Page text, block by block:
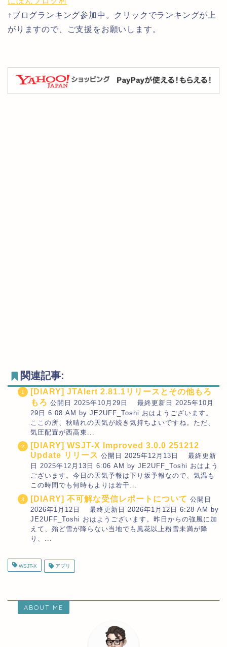
↑ブログランキング参加中。クリックでランキングが上
がりますので、ご支援をお願いします。
関連記事:
[DIARY] JTAlert 2.81.1リリースとその他もろ
もろ 公開日 2025年10月29日 最終更新日 2025年10月
29日 6:08 AM by JE2UFF_Toshi おはようございます。
ここの所、秋晴れの天気が続き気持ちよいですね。ただ、
気圧配置が西高東...
[DIARY] WSJT-X Improved 3.0.0 251212
Update リリース 公開日 2025年12月13日 最終更新
日 2025年12月13日 6:06 AM by JE2UFF_Toshi おはよう
ございます。今日の天気予報は下り坂予報なので、気温も
この時間でも何時もよりは若干...
[DIARY] 不可解な受信レポートについて 公開日
2026年1月12日 最終更新日 2026年1月12日 6:28 AM by
JE2UFF_Toshi おはようございます。昨日からの強風に加
えて、殆ど雪が降らない当地でも風花以上粉雪未満が降
り、...
WSJT-X アプリ
ABOUT ME